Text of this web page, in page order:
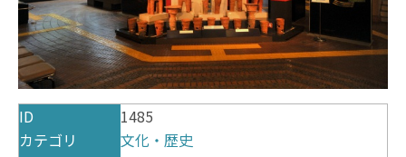
ID
1485
カテゴリ
文化・歴史